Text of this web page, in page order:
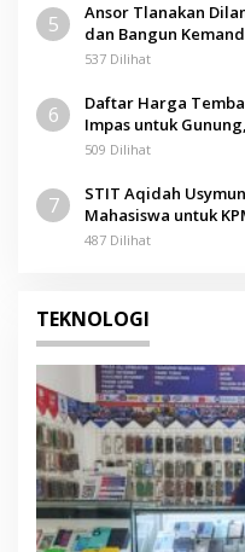
5
Ansor Tlanakan
dan Bangun
537 Dilihat
6
Daftar Harga
Impas untuk
509 Dilihat
7
STIT Aqidah
Mahasiswa untuk
487 Dilihat
TEKNOLOGI